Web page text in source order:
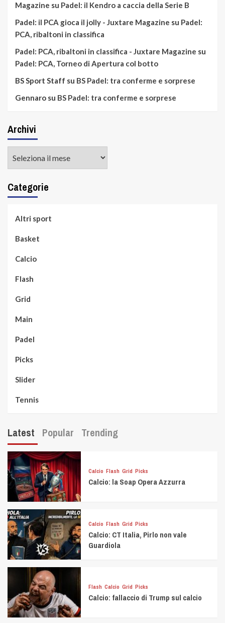
Magazine su Padel: il Kendro a caccia della Serie B
Padel: il PCA gioca il jolly - Juxtare Magazine su Padel:
PCA, ribaltoni in classifica
Padel: PCA, ribaltoni in classifica - Juxtare Magazine su
Padel: PCA, Torneo di Apertura col botto
BS Sport Staff su BS Padel: tra conferme e sorprese
Gennaro su BS Padel: tra conferme e sorprese
Archivi
Categorie
Altri sport
Basket
Calcio
Flash
Grid
Main
Padel
Picks
Slider
Tennis
Latest Popular Trending
Calcio Flash Grid Picks
Calcio: la Soap Opera Azzurra
Calcio Flash Grid Picks
Calcio: CT Italia, Pirlo non vale
Guardiola
Flash Calcio Grid Picks
Calcio: fallaccio di Trump sul calcio